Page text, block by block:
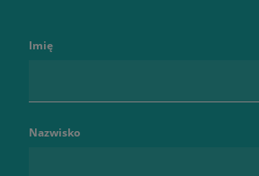
Imię
Nazwisko